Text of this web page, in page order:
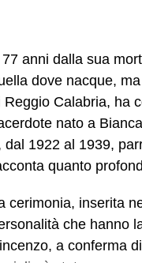
77 anni dalla sua
dove nacque,
Reggio Calabria, ha
nato a
dal 1922 al 1939,
quanto
cerimonia, inserita
che hanno
a conferma